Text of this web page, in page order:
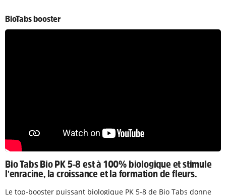
BioTabs booster
Bio Tabs Bio PK 5-8 est à 100% biologique et stimule
l'enracine, la croissance et la formation de fleurs.
Le top-booster puissant biologique PK 5-8 de Bio Tabs donne